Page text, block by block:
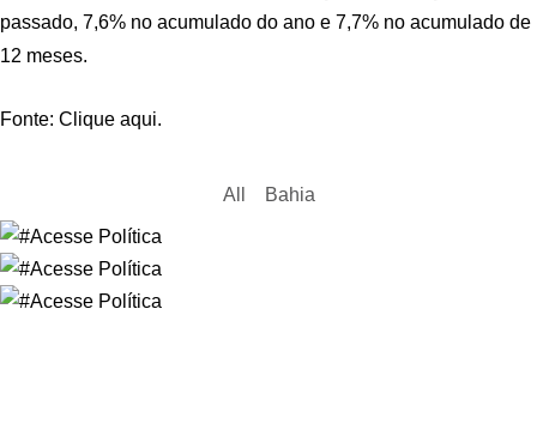
passado, 7,6% no acumulado do ano e 7,7% no acumulado de
12 meses.
Fonte: Clique aqui.
All Bahia